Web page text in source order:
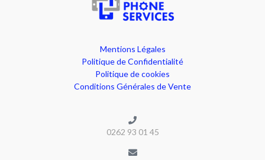
Mentions Légales
Politique de Confidentialité
Politique de cookies
Conditions Générales de Vente
0262 93 01 45